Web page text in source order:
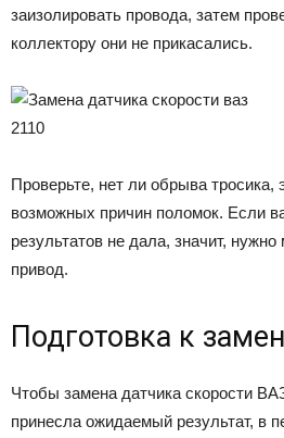
заизолировать провода, затем
коллектору они не прикасались.
Проверьте, нет ли обрыва тросика,
возможных причин поломок. Если
результатов не дала, значит, нужно
привод.
Подготовка к
Чтобы замена датчика скорости
принесла ожидаемый результат, в